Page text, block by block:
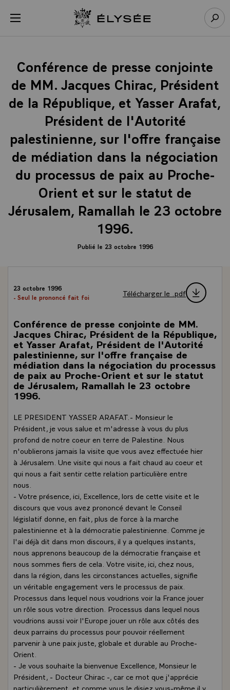
menu Retour à l’accueil Élysée
Conférence de presse conjointe
de MM. Jacques Chirac, Président
de la République, et Yasser Arafat,
Président de l'Autorité
palestinienne, sur l'offre française
de médiation dans la négociation
du processus de paix au Proche-
Orient et sur le statut de
Jérusalem, Ramallah le 23 octobre
1996.
Publié le 23 octobre 1996
23 octobre 1996
- Seul le prononcé fait foi
Télécharger le .pdf
Conférence de presse conjointe de MM.
Jacques Chirac, Président de la République,
et Yasser Arafat, Président de l'Autorité
palestinienne, sur l'offre française de
médiation dans la négociation du processus
de paix au Proche-Orient et sur le statut
de Jérusalem, Ramallah le 23 octobre
1996.
LE PRESIDENT YASSER ARAFAT.- Monsieur le
Président, je vous salue et m'adresse à vous du plus
profond de notre coeur en terre de Palestine. Nous
n'oublierons jamais la visite que vous avez effectuée hier
à Jérusalem. Une visite qui nous a fait chaud au coeur et
qui nous a fait sentir cette relation particulière entre
nous.
- Votre présence, ici, Excellence, lors de cette visite et le
discours que vous avez prononcé devant le Conseil
législatif donne, en fait, plus de force à la marche
palestinienne et à la démocratie palestinienne. Comme je
l'ai déjà dit dans mon discours, il y a quelques instants,
nous apprenons beaucoup de la démocratie française et
nous sommes fiers de cela. Votre visite, ici, chez nous,
dans la région, dans les circonstances actuelles, signifie
un véritable engagement vers le processus de paix.
Processus dans lequel nous voudrions voir la France jouer
un rôle sous votre direction. Processus dans lequel nous
voudrions aussi voir l'Europe jouer un rôle aux côtés des
deux parrains du processus pour pouvoir réellement
parvenir à une paix juste, globale et durable au Proche-
Orient.
- Je vous souhaite la bienvenue Excellence, Monsieur le
Président, - Docteur Chirac -, car ce mot que j'apprécie
particulièrement, et comme vous le disiez vous-même il y
Panneau de gestion des cookies